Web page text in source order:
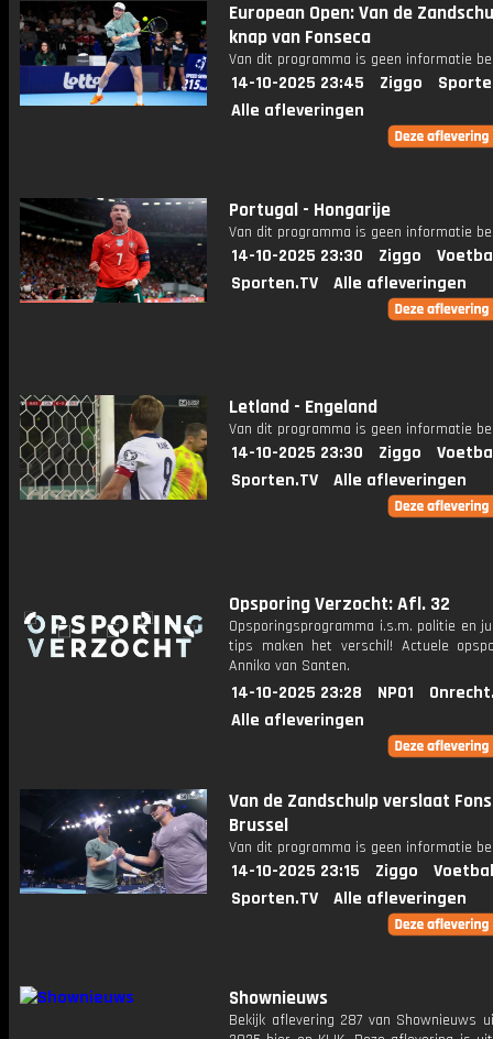
European Open: Van de
knap van Fonseca
Van dit programma is geen informatie
14-10-2025 23:45 Ziggo
Alle afleveringen
Portugal - Hongarije
Van dit programma is geen informatie
14-10-2025 23:30 Ziggo
Sporten.TV
Alle afleveringen
Letland - Engeland
Van dit programma is geen informatie
14-10-2025 23:30 Ziggo
Sporten.TV
Alle afleveringen
Opsporing Verzocht: Afl. 32
Opsporingsprogramma i.s.m. politie en
tips maken het verschil! Actuele
Anniko van Santen.
14-10-2025 23:28 NPO1
Alle afleveringen
Van de Zandschulp verslaat
Brussel
Van dit programma is geen informatie
14-10-2025 23:15 Ziggo
Sporten.TV
Alle afleveringen
Shownieuws
Bekijk aflevering 287 van Shownieuws